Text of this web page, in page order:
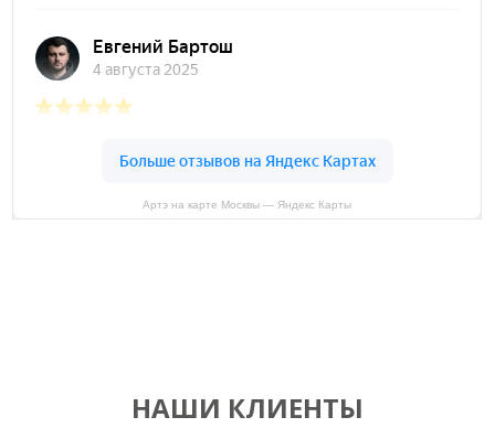
Артэ на карте Москвы — Яндекс Карты
НАШИ КЛИЕНТЫ